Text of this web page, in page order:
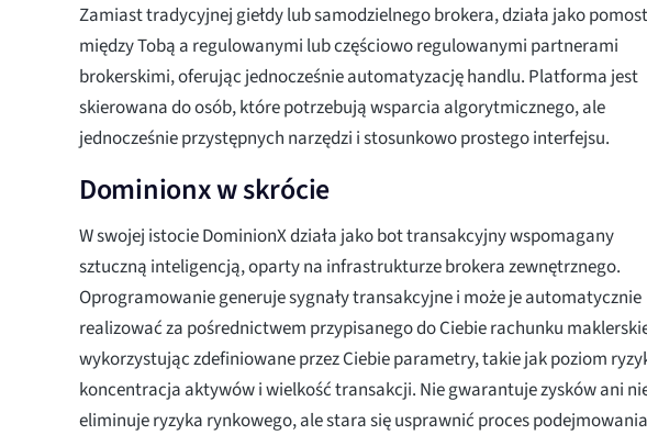
Zamiast tradycyjnej giełdy lub samodzielnego brokera, działa jako pomost
między Tobą a regulowanymi lub częściowo regulowanymi partnerami
brokerskimi, oferując jednocześnie automatyzację handlu. Platforma jest
skierowana do osób, które potrzebują wsparcia algorytmicznego, ale
jednocześnie przystępnych narzędzi i stosunkowo prostego interfejsu.
Dominionx w skrócie
W swojej istocie DominionX działa jako bot transakcyjny wspomagany
sztuczną inteligencją, oparty na infrastrukturze brokera zewnętrznego.
Oprogramowanie generuje sygnały transakcyjne i może je automatycznie
realizować za pośrednictwem przypisanego do Ciebie rachunku
wykorzystując zdefiniowane przez Ciebie parametry, takie jak poziom
koncentracja aktywów i wielkość transakcji. Nie gwarantuje zysków ani
eliminuje ryzyka rynkowego, ale stara się usprawnić proces podejmowania